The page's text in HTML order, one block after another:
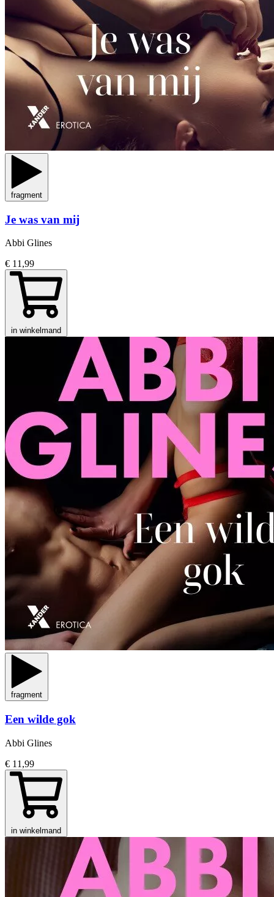
fragment
Je was van mij
Abbi Glines
€ 11,99
in winkelmand
fragment
Een wilde gok
Abbi Glines
€ 11,99
in winkelmand